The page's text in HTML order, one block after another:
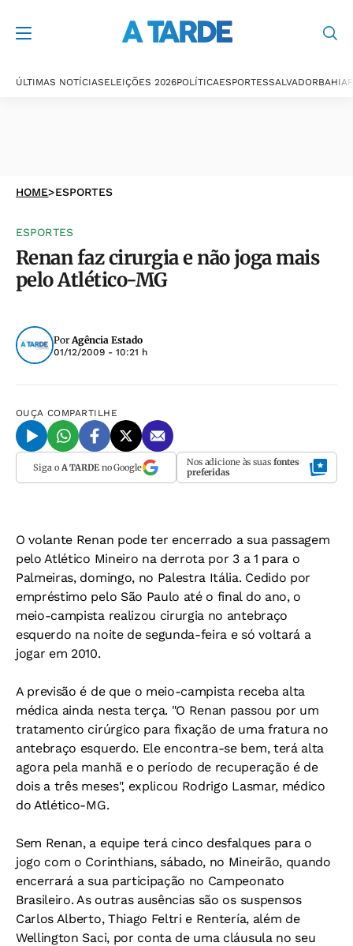
ÚLTIMAS NOTÍCIASELEIÇÕES 2026POLÍTICAESPORTESSALVADORBAHIA
HOME>ESPORTES
ESPORTES
Renan faz cirurgia e não joga mais
pelo Atlético-MG
PorAgência Estado
01/12/2009 - 10:21 h
OUÇA COMPARTILHE
Siga o A TARDEno Google Nos adicione às suas fontes
preferidas
O volante Renan pode ter encerrado a sua passagem
pelo Atlético Mineiro na derrota por 3 a 1 para o
Palmeiras, domingo, no Palestra Itália. Cedido por
empréstimo pelo São Paulo até o final do ano, o
meio-campista realizou cirurgia no antebraço
esquerdo na noite de segunda-feira e só voltará a
jogar em 2010.
A previsão é de que o meio-campista receba alta
médica ainda nesta terça. "O Renan passou por um
tratamento cirúrgico para fixação de uma fratura no
antebraço esquerdo. Ele encontra-se bem, terá alta
agora pela manhã e o período de recuperação é de
dois a três meses", explicou Rodrigo Lasmar, médico
do Atlético-MG.
Sem Renan, a equipe terá cinco desfalques para o
jogo com o Corinthians, sábado, no Mineirão, quando
encerrará a sua participação no Campeonato
Brasileiro. As outras ausências são os suspensos
Carlos Alberto, Thiago Feltri e Rentería, além de
Wellington Saci, por conta de uma cláusula no seu